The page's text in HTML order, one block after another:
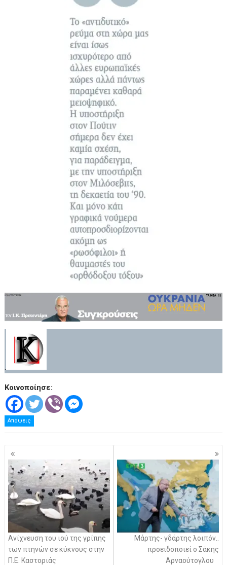
.
Κοινοποίησε:
Απόψεις
Πλοήγηση
άρθρων
Ανίχνευση του ιού της γρίπης
των πτηνών σε κύκνους στην
Π.Ε. Καστοριάς
Μάρτης- γδάρτης λοιπόν..
προειδοποιεί ο Σάκης
Αρναούτογλου